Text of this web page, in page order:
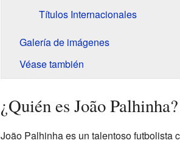
Títulos Internacionales
Galería de imágenes
Véase también
¿Quién es João Palhinha?
João Palhinha es un talentoso futbolista